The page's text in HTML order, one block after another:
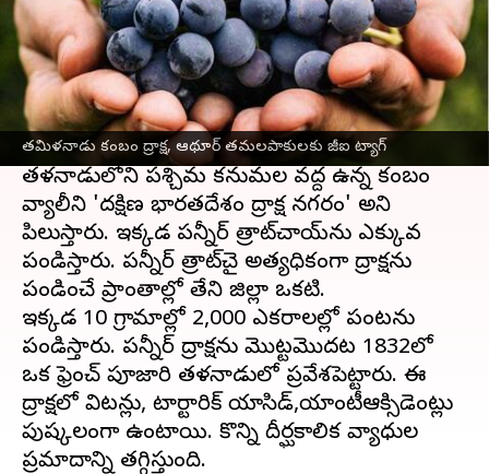
తమిళనాడు కంబం ద్రాక్ష, ఆథూర్ తమలపాకులకు జీఐ ట్యాగ్
ఈ వార్తాకథనం ఏంటి
తమిళనాడుప్రసిద్ధ కంబం ద్రాక్షకు అంతర్జాతీయ గుర్తింపు
లభించింది. కంబం ద్రాక్ష భౌగోళిక సూచిక ట్యాగ్(జీఐ)
ట్యాగ్‌ని పొందింది. కంబం ద్రాక్షను కంబం పన్నీర్
త్రాట్‌చై అని కూడా పిలుస్తారు.
తమిళనాడులోని పశ్చిమ కనుమల వద్ద ఉన్న కంబం
వ్యాలీని 'దక్షిణ భారతదేశం ద్రాక్ష నగరం' అని
పిలుస్తారు. ఇక్కడ పన్నీర్ త్రాట్‌చాయ్‌ను ఎక్కువ
పండిస్తారు. పన్నీర్ త్రాట్‌చై అత్యధికంగా ద్రాక్షను
పండించే ప్రాంతాల్లో తేని జిల్లా ఒకటి.
ఇక్కడ 10 గ్రామాల్లో 2,000 ఎకరాలల్లో పంటను
పండిస్తారు. పన్నీర్ ద్రాక్షను మొట్టమొదట 1832లో
ఒక ఫ్రెంచ్ పూజారి తమిళనాడులో ప్రవేశపెట్టారు. ఈ
ద్రాక్షలో విటమిన్లు, టార్టారిక్ యాసిడ్,యాంటీఆక్సిడెంట్లు
పుష్కలంగా ఉంటాయి. కొన్ని దీర్ఘకాలిక వ్యాధుల